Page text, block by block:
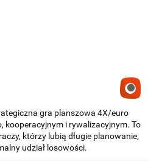
gra planszowa 4X/euro
kooperacyjnym i rywalizacyjnym. To
którzy lubią długie planowanie,
udział losowości.